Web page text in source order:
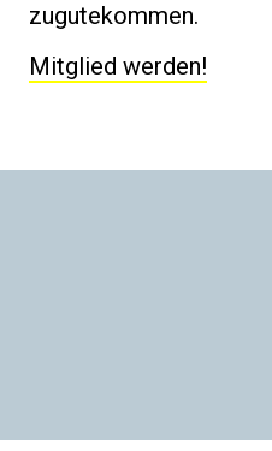
zugutekommen.
Mitglied werden!